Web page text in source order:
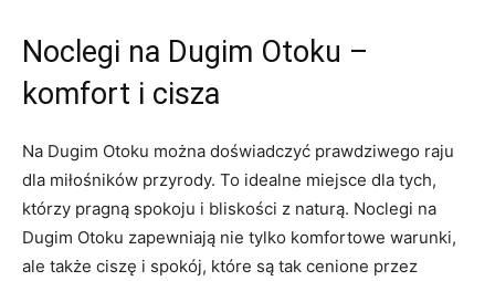
Noclegi ⁤na Dugim Otoku –⁤
komfort i‍ cisza
Na⁣ Dugim Otoku można doświadczyć prawdziwego raju
‌dla miłośników⁢ przyrody. To idealne ‌miejsce dla tych,
którzy pragną spokoju i bliskości z naturą. Noclegi na
Dugim⁣ Otoku⁤ zapewniają ​nie tylko komfortowe ‍warunki,
ale także ciszę i spokój,‍ które są tak cenione​ przez